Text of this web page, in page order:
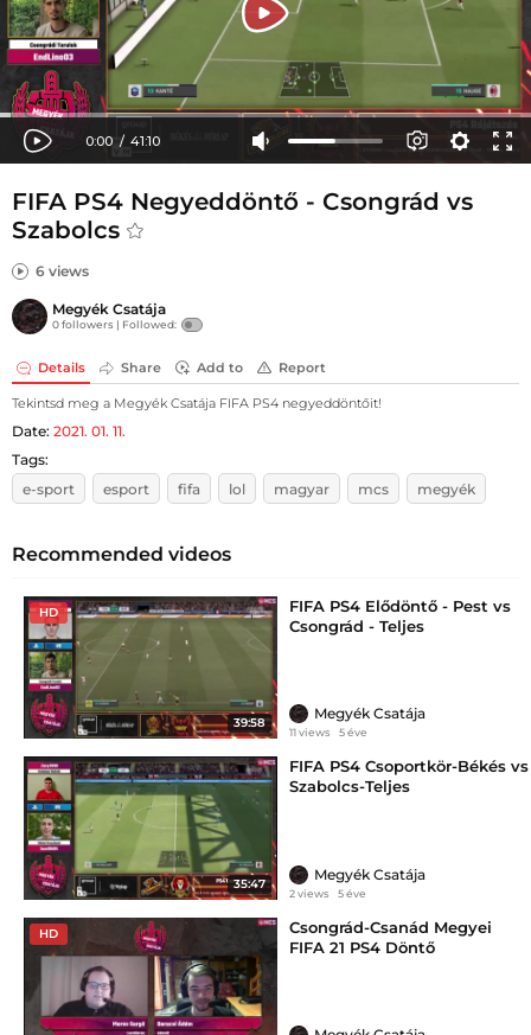
FIFA PS4 Negyeddöntő - Csongrád vs
Szabolcs
6 views
Megyék Csatája
0 followers | Followed:
Details Share Add to Report
Tekintsd meg a Megyék Csatája FIFA PS4 negyeddöntőit!
Date: 2021. 01. 11.
Tags:
e-sport
esport fifa lol magyar mcs megyék
Recommended videos
HD
39:58
FIFA PS4 Elődöntő - Pest vs
Csongrád - Teljes
Megyék Csatája
11 views 5 éve
35:47
FIFA PS4 Csoportkör-Békés vs
Szabolcs-Teljes
Megyék Csatája
2 views 5 éve
HD
Csongrád-Csanád Megyei
FIFA 21 PS4 Döntő